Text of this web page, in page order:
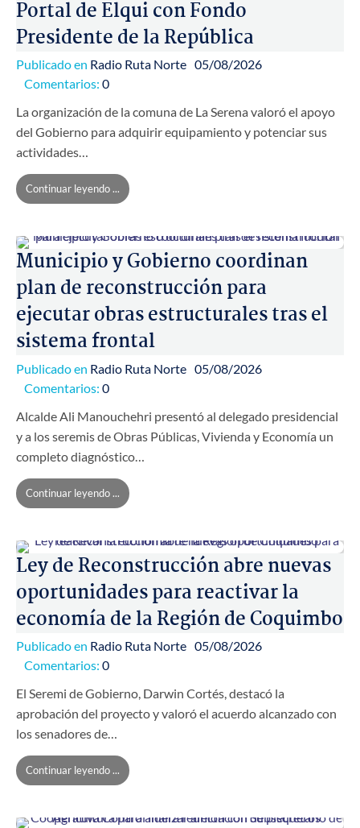
Portal de Elqui con Fondo
Presidente de la República
Publicado en Radio Ruta Norte 05/08/2026
Comentarios: 0
La organización de la comuna de La Serena valoró el apoyo
del Gobierno para adquirir equipamiento y potenciar sus
actividades…
Continuar leyendo ...
Municipio y Gobierno coordinan
plan de reconstrucción para
ejecutar obras estructurales tras el
sistema frontal
Publicado en Radio Ruta Norte 05/08/2026
Comentarios: 0
Alcalde Ali Manouchehri presentó al delegado presidencial
y a los seremis de Obras Públicas, Vivienda y Economía un
completo diagnóstico…
Continuar leyendo ...
Ley de Reconstrucción abre nuevas
oportunidades para reactivar la
economía de la Región de Coquimbo
Publicado en Radio Ruta Norte 05/08/2026
Comentarios: 0
El Seremi de Gobierno, Darwin Cortés, destacó la
aprobación del proyecto y valoró el acuerdo alcanzado con
los senadores de…
Continuar leyendo ...